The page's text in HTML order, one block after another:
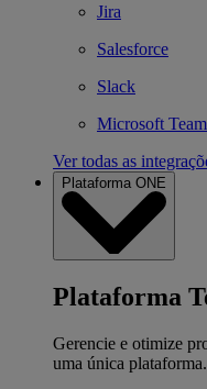
Jira
Salesforce
Slack
Microsoft
Ver todas as
Plataforma ONE
Plataforma
Gerencie e otimize
uma única plataforma.